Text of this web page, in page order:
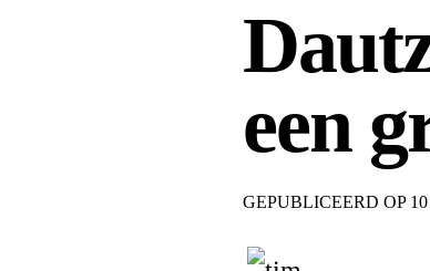
een
GEPUBLICEERD OP